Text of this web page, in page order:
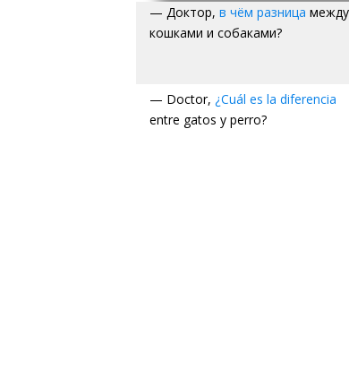
— Доктор, в чём разница между
кошками и собаками?
— Doctor, ¿Cuál es la diferencia
entre gatos y perro?